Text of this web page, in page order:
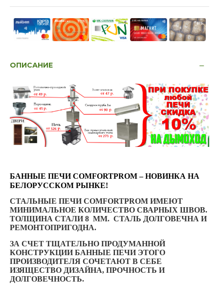
ОПИСАНИЕ
БАННЫЕ ПЕЧИ COMFORTPROM – НОВИНКА НА
БЕЛОРУССКОМ РЫНКЕ!
СТАЛЬНЫЕ ПЕЧИ COMFORTPROM ИМЕЮТ
МИНИМАЛЬНОЕ КОЛИЧЕСТВО СВАРНЫХ ШВОВ.
ТОЛЩИНА СТАЛИ 8 ММ. CТАЛЬ ДОЛГОВЕЧНА И
РЕМОНТОПРИГОДНА.
ЗА СЧЕТ ТЩАТЕЛЬНО ПРОДУМАННОЙ
КОНСТРУКЦИИ БАННЫЕ ПЕЧИ ЭТОГО
ПРОИЗВОДИТЕЛЯ СОЧЕТАЮТ В СЕБЕ
ИЗЯЩЕСТВО ДИЗАЙНА, ПРОЧНОСТЬ И
ДОЛГОВЕЧНОСТЬ.